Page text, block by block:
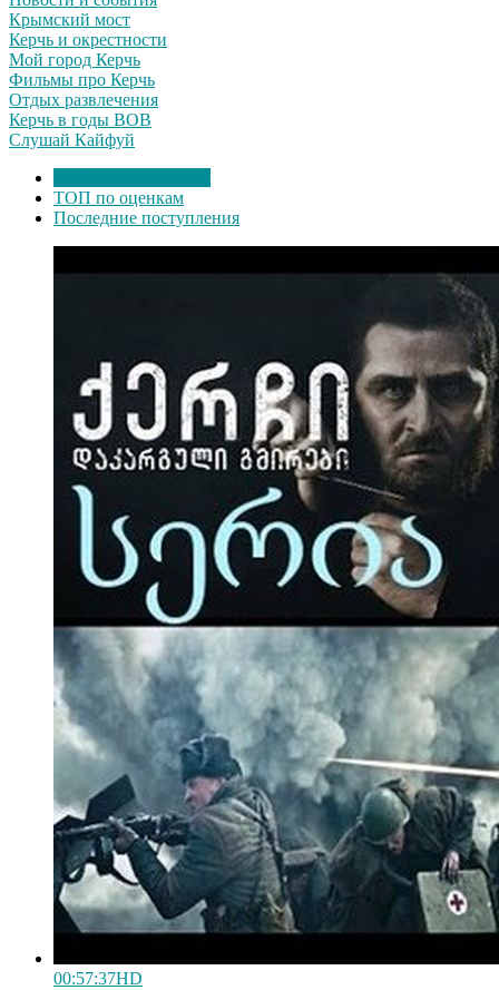
Крымский мост
Керчь и окрестности
Мой город Керчь
Фильмы про Керчь
Отдых развлечения
Керчь в годы ВОВ
Слушай Кайфуй
ТОП по оценкам
Последние поступления
00:57:37HD